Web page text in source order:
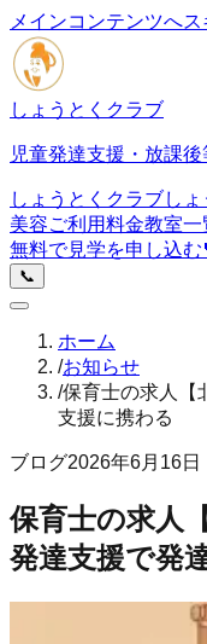
メインコンテンツへ
しょうとくクラブ
児童発達支援・放課
しょうとくクラブし
美容ご利用料金教室一
無料で見学を申し込む
📞
ホーム
/お知らせ
/保育士の求人【
支援に携わる
ブログ2026年6月16日
保育士の求人
発達支援で発